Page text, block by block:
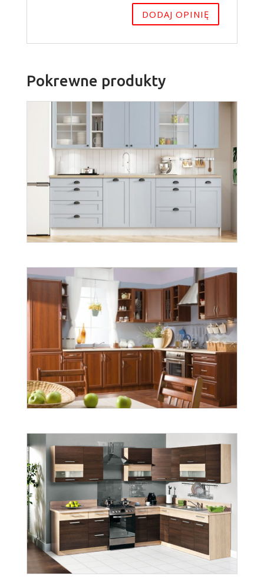
Pokrewne produkty
scandi
Więcej
Sycylia
Więcej